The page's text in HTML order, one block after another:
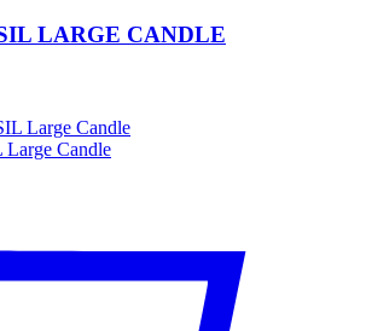
LARGE CANDLE
Candle